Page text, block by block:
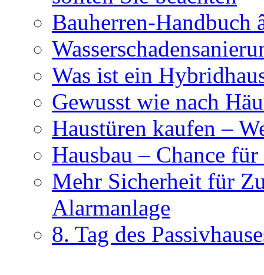
Bauherren-Handbuch
Was ist ein
Gewusst wie nach
Haustüren kaufen –
Hausbau – Chance
Mehr Sicherheit für
Alarmanlage
8. Tag des